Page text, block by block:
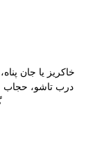
درب تاشو، حجاب